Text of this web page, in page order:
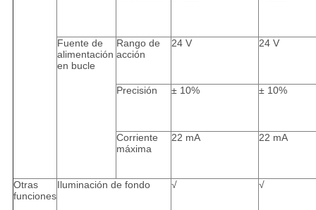
Fuente de
alimentación
en bucle
Rango de
acción
24 V 24 V
Precisión ± 10% ± 10%
Corriente
máxima
22 mA 22 mA
Otras
funciones
Iluminación de fondo √ √